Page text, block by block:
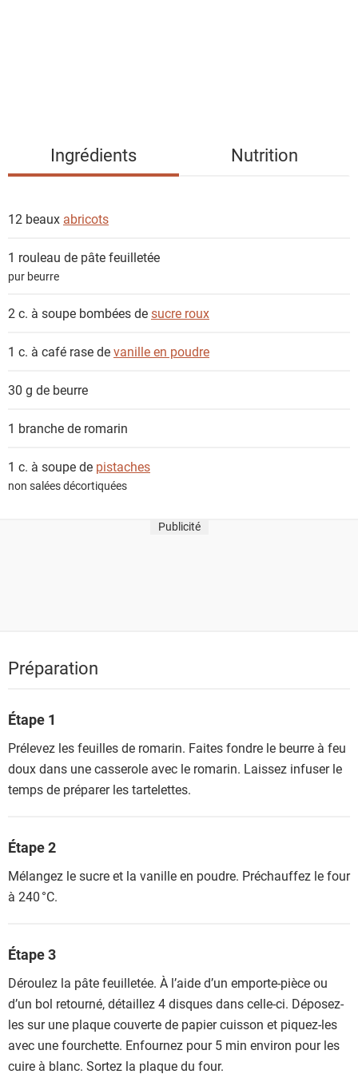
s
Ingrédients Nutrition
12 beaux abricots
1 rouleau de pâte feuilletée
pur beurre
2 c. à soupe bombées desucre roux
1 c. à café rase devanille en poudre
30 g de beurre
1 branche de romarin
1 c. à soupe de pistaches
non salées décortiquées
Publicité
Préparation
Étape 1
Prélevez les feuilles de romarin. Faites fondre le beurre à feu
doux dans une casserole avec le romarin. Laissez infuser le
temps de préparer les tartelettes.
Étape 2
Mélangez le sucre et la vanille en poudre. Préchauffez le four
à 240 °C.
Étape 3
Déroulez la pâte feuilletée. À l’aide d’un emporte-pièce ou
d’un bol retourné, détaillez 4 disques dans celle-ci. Déposez-
les sur une plaque couverte de papier cuisson et piquez-les
avec une fourchette. Enfournez pour 5 min environ pour les
cuire à blanc. Sortez la plaque du four.